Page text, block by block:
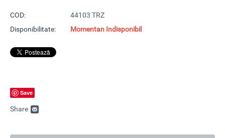
COD:
44103 TRZ
Disponibilitate:
Momentan Indisponibil
Save
Share